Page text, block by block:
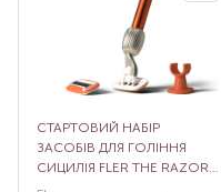
СТАРТОВИЙ НАБІР
ЗАСОБІВ ДЛЯ ГОЛІННЯ
СИЦИЛІЯ FLER THE RAZOR
STARTER SET SICILY